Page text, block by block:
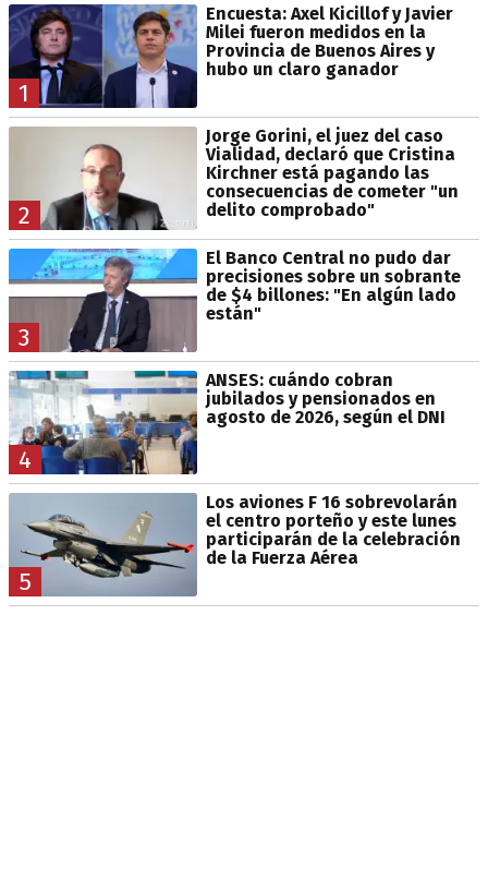
1
Encuesta: Axel Kicillof y Javier
Milei fueron medidos en la
Provincia de Buenos Aires y
hubo un claro ganador
2
Jorge Gorini, el juez del caso
Vialidad, declaró que Cristina
Kirchner está pagando las
consecuencias de cometer "un
delito comprobado"
3
El Banco Central no pudo dar
precisiones sobre un sobrante
de $4 billones: "En algún lado
están"
4
ANSES: cuándo cobran
jubilados y pensionados en
agosto de 2026, según el DNI
5
Los aviones F 16 sobrevolarán
el centro porteño y este lunes
participarán de la celebración
de la Fuerza Aérea